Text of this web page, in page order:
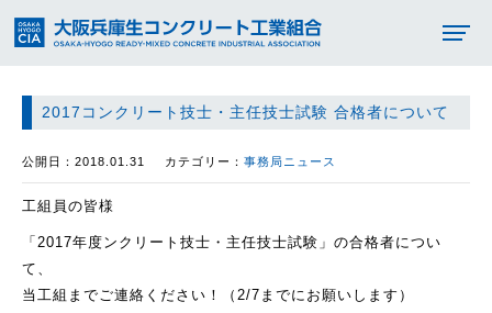
2017コンクリート技士・主任技士試験 合格者について
公開日：2018.01.31 カテゴリー：事務局ニュース
工組員の皆様
「2017年度ンクリート技士・主任技士試験」の合格者につい
て、
当工組までご連絡ください！（2/7までにお願いします）